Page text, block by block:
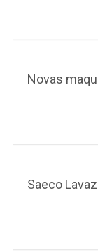
Novas
Saeco